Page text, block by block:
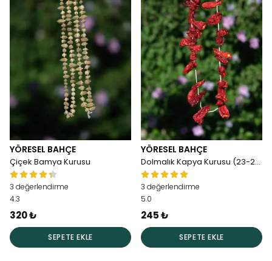
YÖRESEL BAHÇE
Çiçek Bamya Kurusu
3 değerlendirme
4.3
320 ₺
SEPETE EKLE
YÖRESEL BAHÇE
Dolmalık Kapya Kurusu (23-25adet)
3 değerlendirme
5.0
245 ₺
SEPETE EKLE